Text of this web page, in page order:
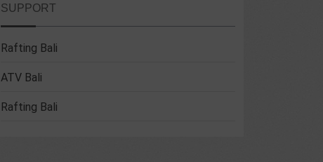
SUPPORT
Rafting Bali
ATV Bali
Rafting Bali